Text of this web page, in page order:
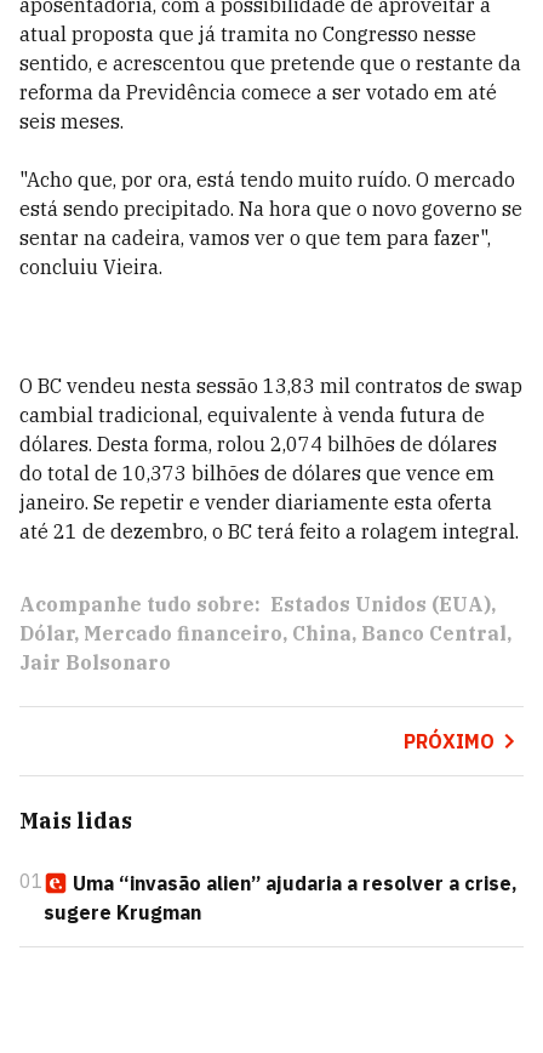
aposentadoria, com a possibilidade de aproveitar a
atual proposta que já tramita no Congresso nesse
sentido, e acrescentou que pretende que o restante da
reforma da Previdência comece a ser votado em até
seis meses.
"Acho que, por ora, está tendo muito ruído. O mercado
está sendo precipitado. Na hora que o novo governo se
sentar na cadeira, vamos ver o que tem para fazer",
concluiu Vieira.
O BC vendeu nesta sessão 13,83 mil contratos de swap
cambial tradicional, equivalente à venda futura de
dólares. Desta forma, rolou 2,074 bilhões de dólares
do total de 10,373 bilhões de dólares que vence em
janeiro. Se repetir e vender diariamente esta oferta
até 21 de dezembro, o BC terá feito a rolagem integral.
Acompanhe tudo sobre: Estados Unidos (EUA)
Dólar Mercado financeiro China Banco Central
Jair Bolsonaro
PRÓXIMO
Mais lidas
01
Uma “invasão alien” ajudaria a resolver a crise,
sugere Krugman